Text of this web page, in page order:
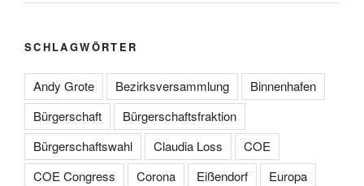
SCHLAGWÖRTER
Andy Grote Bezirksversammlung
Binnenhafen
Bürgerschaft
Bürgerschaftsfraktion
Bürgerschaftswahl
Claudia Loss
COE
COE Congress
Corona Eißendorf
Europa